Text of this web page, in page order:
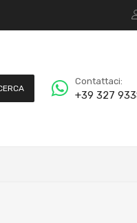
Contattaci:
+39 327